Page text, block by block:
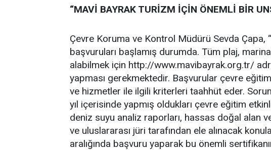
“MAVİ BAYRAK TURİZM İÇİN ÖNEMLİ BİR
Çevre Koruma ve Kontrol Müdürü Sevda
başvuruları başlamış durumda. Tüm plaj,
alabilmek için http://www.mavibayrak.org.tr/
yapması gerekmektedir. Başvurular çevre
ve hizmetler ile ilgili kriterleri taahhüt eder.
yıl içerisinde yapmış oldukları çevre eğitim
deniz suyu analiz raporları, hassas doğal alan
ve uluslararası jüri tarafından ele alınacak
aralığında başvuru yaparak bu önemli